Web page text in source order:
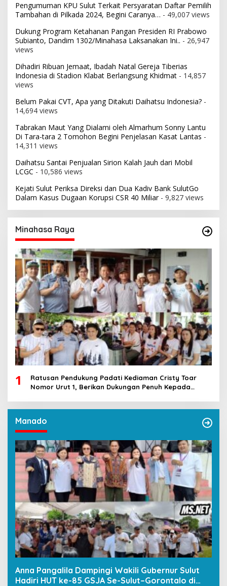
Pengumuman KPU Sulut Terkait Persyaratan Daftar Pemilih
Tambahan di Pilkada 2024, Begini Caranya… - 49,007 views
Dukung Program Ketahanan Pangan Presiden RI Prabowo
Subianto, Dandim 1302/Minahasa Laksanakan Ini.. - 26,947
views
Dihadiri Ribuan Jemaat, Ibadah Natal Gereja Tiberias
Indonesia di Stadion Klabat Berlangsung Khidmat - 14,857
views
Belum Pakai CVT, Apa yang Ditakuti Daihatsu Indonesia? -
14,694 views
Tabrakan Maut Yang Dialami oleh Almarhum Sonny Lantu
Di Tara-tara 2 Tomohon Begini Penjelasan Kasat Lantas -
14,311 views
Daihatsu Santai Penjualan Sirion Kalah Jauh dari Mobil
LCGC - 10,586 views
Kejati Sulut Periksa Direksi dan Dua Kadiv Bank SulutGo
Dalam Kasus Dugaan Korupsi CSR 40 Miliar- 9,827 views
Minahasa Raya
1
Ratusan Pendukung Padati Kediaman Cristy Toar
Nomor Urut 1, Berikan Dukungan Penuh Kepada
Manado
Anna Pangalila Dampingi Wakili Gubernur Sulut
Hadiri HUT ke-85 GSJA Se-Sulut–Gorontalo di